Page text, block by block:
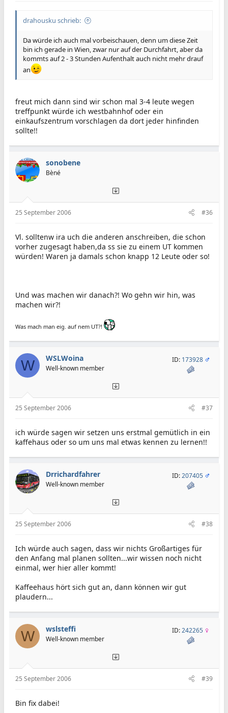
drahousku schrieb:
Da würde ich auch mal vorbeischauen, denn um diese Zeit
bin ich gerade in Wien, zwar nur auf der Durchfahrt, aber da
kommts auf 2 - 3 Stunden Aufenthalt auch nicht mehr drauf
an
freut mich dann sind wir schon mal 3-4 leute wegen
treffpunkt würde ich westbahnhof oder ein
einkaufszentrum vorschlagen da dort jeder hinfinden
sollte!!
sonobene
Bèné
25 September 2006 #36
Vl. solltenw ira uch die anderen anschreiben, die schon
vorher zugesagt haben,da ss sie zu einem UT kommen
würden! Waren ja damals schon knapp 12 Leute oder so!
Und was machen wir danach?! Wo gehn wir hin, was
machen wir?!
Was mach man eig. auf nem UT?!
W WSLWoina
Well-known member
ID: 173928
25 September 2006 #37
ich würde sagen wir setzen uns erstmal gemütlich in ein
kaffehaus oder so um uns mal etwas kennen zu lernen!!
Drrichardfahrer
Well-known member
ID:207405
25 September 2006 #38
Ich würde auch sagen, dass wir nichts Großartiges für
den Anfang mal planen sollten...wir wissen noch nicht
einmal, wer hier aller kommt!
Kaffeehaus hört sich gut an, dann können wir gut
plaudern...
W wslsteffi
Well-known member
ID:242265
25 September 2006 #39
Bin fix dabei!